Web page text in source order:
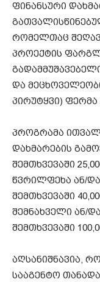
ფინანსური
რომელთაც
პროექტის
და
პირუტყვი) ფერმა
პროგრამა
დახმარების
შემთხვევაში
წვრილფეხა ან/
შემთხვევაში
შემნახველი ან/
შემთხვევაში
აღსანიშნავია,
სააგენტო